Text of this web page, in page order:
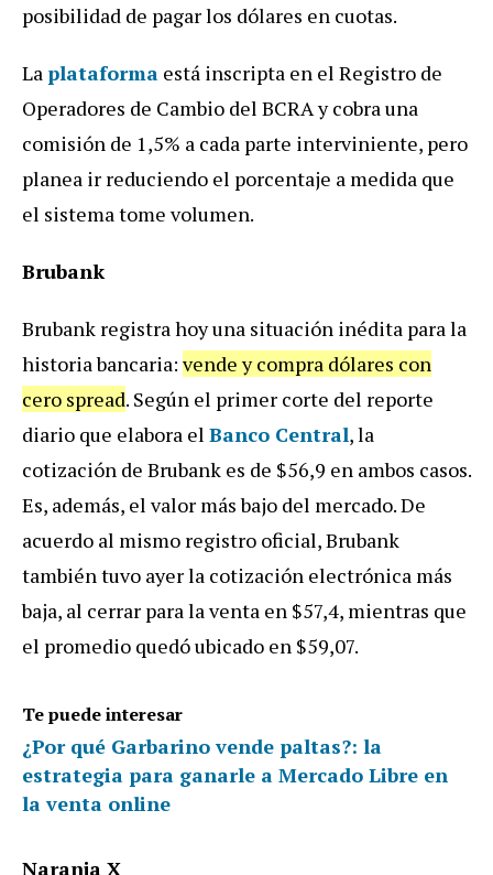
posibilidad de pagar los dólares en cuotas.
Laplataforma está inscripta en el Registro de
Operadores de Cambio del BCRA y cobra una
comisión de 1,5% a cada parte interviniente, pero
planea ir reduciendo el porcentaje a medida que
el sistema tome volumen.
Brubank
Brubank registra hoy una situación inédita para la
historia bancaria: vende y compra dólares con
cero spread. Según el primer corte del reporte
diario que elabora el Banco Central, la
cotización de Brubank es de $56,9 en ambos casos.
Es, además, el valor más bajo del mercado. De
acuerdo al mismo registro oficial, Brubank
también tuvo ayer la cotización electrónica más
baja, al cerrar para la venta en $57,4, mientras que
el promedio quedó ubicado en $59,07.
Te puede interesar
¿Por qué Garbarino vende paltas?: la
estrategia para ganarle a Mercado Libre en
la venta online
Naranja X